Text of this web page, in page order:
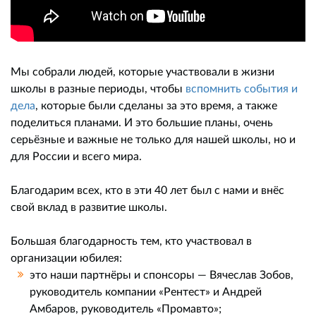
Мы собрали людей, которые участвовали в жизни
школы в разные периоды, чтобы вспомнить события и
дела, которые были сделаны за это время, а также
поделиться планами. И это большие планы, очень
серьёзные и важные не только для нашей школы, но и
для России и всего мира.
Благодарим всех, кто в эти 40 лет был с нами и внёс
свой вклад в развитие школы.
Большая благодарность тем, кто участвовал в
организации юбилея:
это наши партнёры и спонсоры — Вячеслав Зобов,
руководитель компании «Рентест» и Андрей
Амбаров, руководитель «Промавто»;